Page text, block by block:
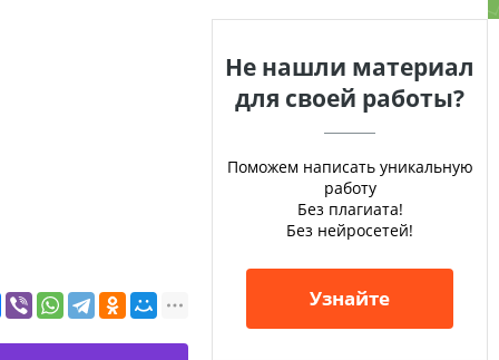
Не нашли материал
для своей работы?
Поможем написать уникальную
работу
Без плагиата!
Без нейросетей!
Узнайте